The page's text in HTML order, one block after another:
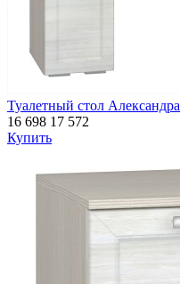
Туалетный стол Александра
16 698 17 572
Купить